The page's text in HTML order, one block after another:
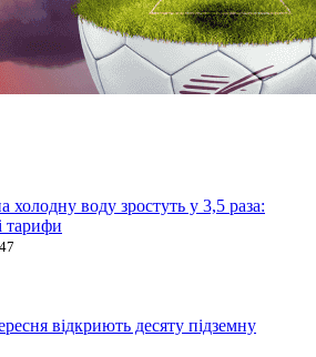
холодну воду зростуть у 3,5 раза:
тарифи
відкриють десяту підземну